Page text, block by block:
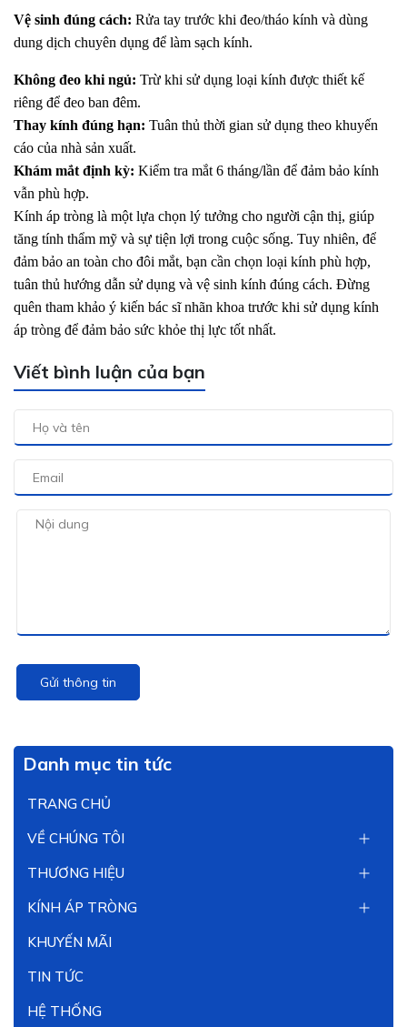
Vệ sinh đúng cách: Rửa tay trước khi đeo/tháo kính và dùng
dung dịch chuyên dụng để làm sạch kính.
Không đeo khi ngủ: Trừ khi sử dụng loại kính được thiết kế
riêng để đeo ban đêm.
Thay kính đúng hạn: Tuân thủ thời gian sử dụng theo khuyến
cáo của nhà sản xuất.
Khám mắt định kỳ: Kiểm tra mắt 6 tháng/lần để đảm bảo kính
vẫn phù hợp.
Kính áp tròng là một lựa chọn lý tưởng cho người cận thị, giúp
tăng tính thẩm mỹ và sự tiện lợi trong cuộc sống. Tuy nhiên, để
đảm bảo an toàn cho đôi mắt, bạn cần chọn loại kính phù hợp,
tuân thủ hướng dẫn sử dụng và vệ sinh kính đúng cách. Đừng
quên tham khảo ý kiến bác sĩ nhãn khoa trước khi sử dụng kính
áp tròng để đảm bảo sức khỏe thị lực tốt nhất.
Viết bình luận của bạn
Gửi thông tin
Danh mục tin tức
TRANG CHỦ
VỀ CHÚNG TÔI
THƯƠNG HIỆU
KÍNH ÁP TRÒNG
KHUYẾN MÃI
TIN TỨC
HỆ THỐNG